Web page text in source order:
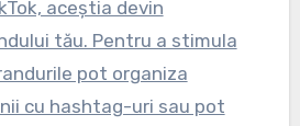
aceștia devin
tău. Pentru a stimula
pot organiza
cu hashtag-uri sau pot